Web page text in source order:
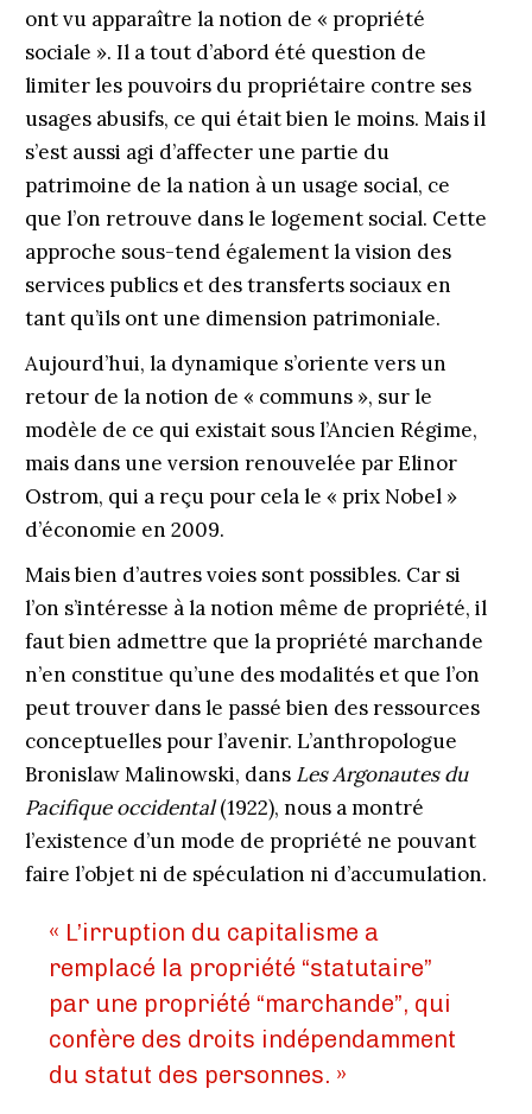
ont vu apparaître la notion de « propriété
sociale ». Il a tout d’abord été question de
limiter les pouvoirs du propriétaire contre ses
usages abusifs, ce qui était bien le moins. Mais il
s’est aussi agi d’affecter une partie du
patrimoine de la nation à un usage social, ce
que l’on retrouve dans le logement social. Cette
approche sous-tend également la vision des
services publics et des transferts sociaux en
tant qu’ils ont une dimension patrimoniale.
Aujourd’hui, la dynamique s’oriente vers un
retour de la notion de « communs », sur le
modèle de ce qui existait sous l’Ancien Régime,
mais dans une version renouvelée par Elinor
Ostrom, qui a reçu pour cela le « prix Nobel »
d’économie en 2009.
Mais bien d’autres voies sont possibles. Car si
l’on s’intéresse à la notion même de propriété, il
faut bien admettre que la propriété marchande
n’en constitue qu’une des modalités et que l’on
peut trouver dans le passé bien des ressources
conceptuelles pour l’avenir. L’anthropologue
Bronislaw Malinowski, dans Les Argonautes du
Pacifique occidental(1922), nous a montré
l’existence d’un mode de propriété ne pouvant
faire l’objet ni de spéculation ni d’accumulation.
« L’irruption du capitalisme a
remplacé la propriété “statutaire”
par une propriété “marchande”, qui
confère des droits indépendamment
du statut des personnes. »